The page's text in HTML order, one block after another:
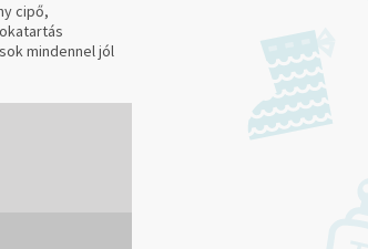
cipő,
mindennel jól